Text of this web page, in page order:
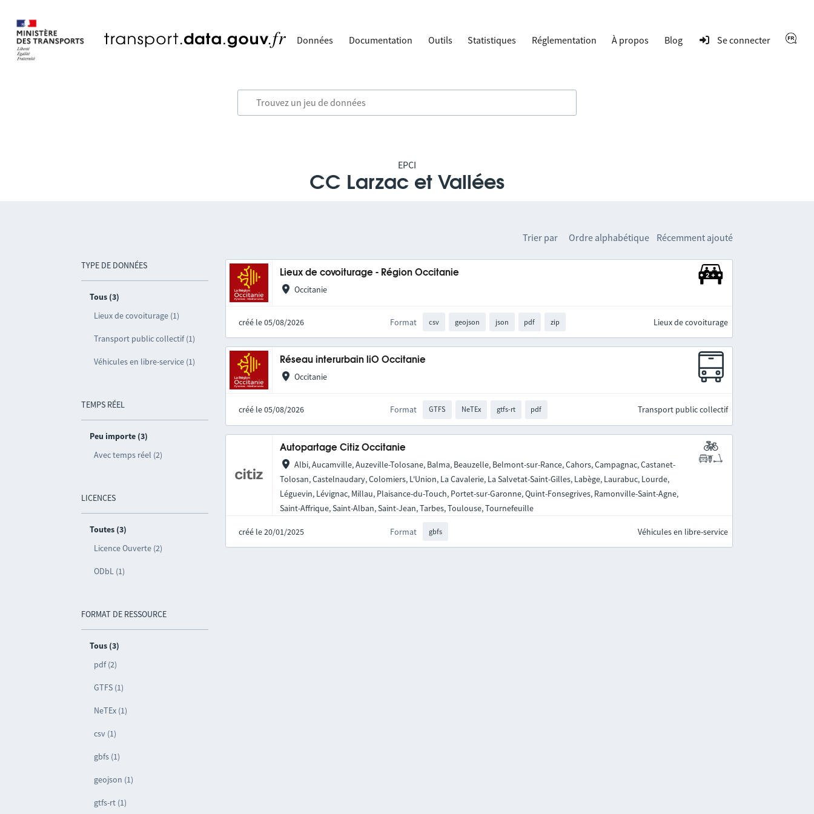
Données Documentation Outils Statistiques Réglementation À propos Blog Se connecter
EPCI
CC Larzac et Vallées
TYPE DE DONNÉES
Tous (3)
Lieux de covoiturage (1)
Transport public collectif (1)
Véhicules en libre-service (1)
TEMPS RÉEL
Peu importe (3)
Avec temps réel (2)
LICENCES
Toutes (3)
Licence Ouverte (2)
ODbL (1)
FORMAT DE RESSOURCE
Tous (3)
pdf (2)
GTFS (1)
NeTEx (1)
csv (1)
gbfs (1)
geojson (1)
gtfs-rt (1)
Trier par Ordre alphabétique Récemment ajouté
Lieux de covoiturage - Région Occitanie
Occitanie
créé le 05/08/2026 Format csv geojson json pdf zip Lieux de covoiturage
Réseau interurbain liO Occitanie
Occitanie
créé le 05/08/2026 Format GTFS NeTEx gtfs-rt pdf Transport public collectif
Autopartage Citiz Occitanie
Albi, Aucamville, Auzeville-Tolosane, Balma, Beauzelle, Belmont-sur-Rance, Cahors, Campagnac, Castanet-
Tolosan, Castelnaudary, Colomiers, L'Union, La Cavalerie, La Salvetat-Saint-Gilles, Labège, Laurabuc, Lourde,
Léguevin, Lévignac, Millau, Plaisance-du-Touch, Portet-sur-Garonne, Quint-Fonsegrives, Ramonville-Saint-Agne,
Saint-Affrique, Saint-Alban, Saint-Jean, Tarbes, Toulouse, Tournefeuille
créé le 20/01/2025 Format gbfs Véhicules en libre-service